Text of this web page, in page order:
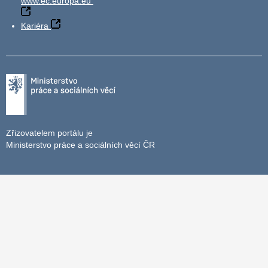
Kariéra
Zřizovatelem portálu je
Ministerstvo práce a sociálních věcí ČR